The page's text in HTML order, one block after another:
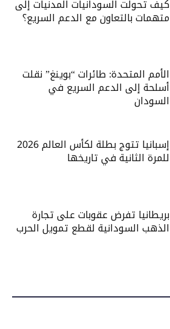
كيف تحولت السودانيات المدنيات إلى
متهمات بالتعاون مع الدعم السريع؟
الأمم المتحدة: طائرات “بوينغ” نقلت
أسلحة إلى الدعم السريع في
السودان
إسبانيا تتوج بطلة لكأس العالم 2026
للمرة الثانية في تاريخها
بريطانيا تفرض عقوبات على تجارة
الذهب السودانية لقطع تمويل الحرب